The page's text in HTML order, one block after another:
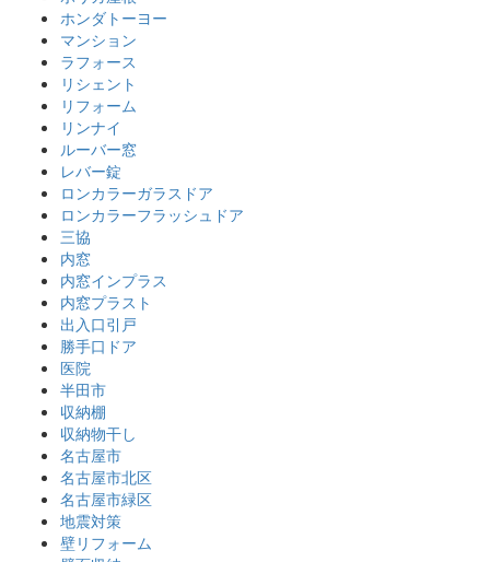
ホンダトーヨー
マンション
ラフォース
リシェント
リフォーム
リンナイ
ルーバー窓
レバー錠
ロンカラーガラスドア
ロンカラーフラッシュドア
三協
内窓
内窓インプラス
内窓プラスト
出入口引戸
勝手口ドア
医院
半田市
収納棚
収納物干し
名古屋市
名古屋市北区
名古屋市緑区
地震対策
壁リフォーム